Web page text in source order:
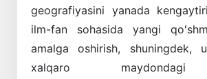
geografiyasini yanada
ilm-fan sohasida yangi
amalga oshirish, shuningdek,
xalqaro